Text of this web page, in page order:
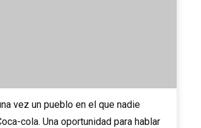
vez un pueblo en el que nadie
cola. Una oportunidad para hablar